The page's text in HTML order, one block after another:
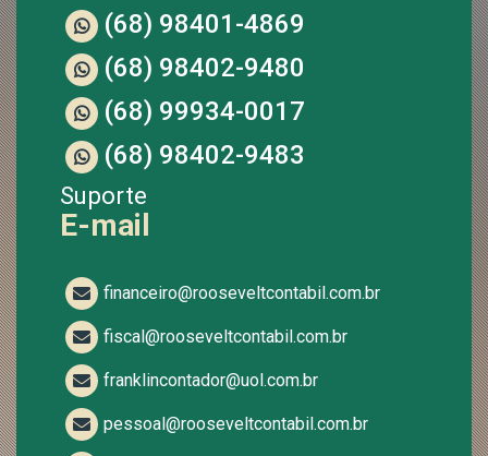
(68) 98401-4869
(68) 98402-9480
(68) 99934-0017
(68) 98402-9483
Suporte
E-mail
financeiro@rooseveltcontabil.com.br
fiscal@rooseveltcontabil.com.br
franklincontador@uol.com.br
pessoal@rooseveltcontabil.com.br